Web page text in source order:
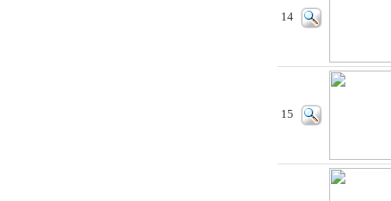
14
15